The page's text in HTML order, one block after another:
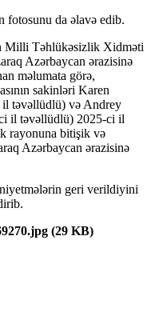
fotosunu da əlavə edib.
Milli Təhlükəsizlik Xidməti
Azərbaycan ərazisinə
məlumata görə,
sakinləri Karen
təvəllüdlü) və Andrey
il təvəllüdlü) 2025-ci il
rayonuna bitişik və
Azərbaycan ərazisinə
geri verildiyini